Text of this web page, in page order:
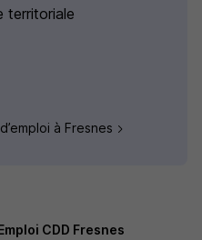
territoriale
à Fresnes
CDD Fresnes